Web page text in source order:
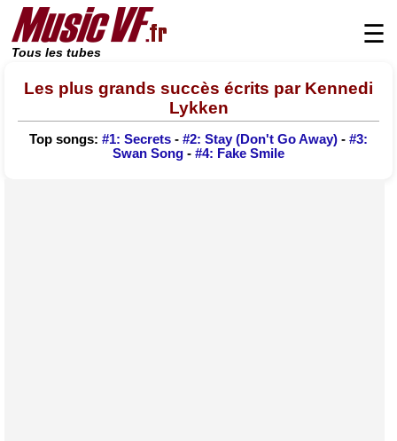
Tous les tubes
☰
Les plus grands succès écrits par Kennedi
Lykken
Top songs: #1: Secrets - #2: Stay (Don't Go Away) - #3:
Swan Song - #4: Fake Smile